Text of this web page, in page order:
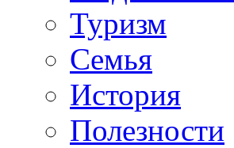
Туризм
Семья
История
Полезности